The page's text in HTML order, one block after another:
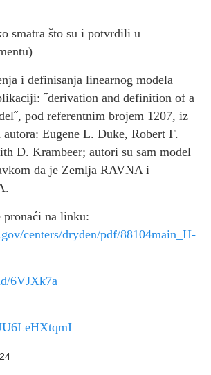
smatra što su i potvrdili u
i definisanja linearnog modela
˝derivation and definition of a
pod referentnim brojem 1207, iz
autora: Eugene L. Duke, Robert F.
D. Krambeer; autori su sam model
da je Zemlja RAVNA i
pronaći na linku:
centers/dryden/pdf/88104main_H-
6VJXk7a